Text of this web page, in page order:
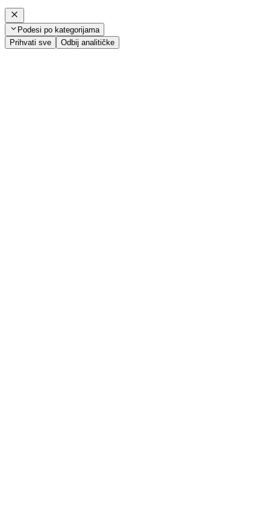
Podesi po kategorijama
Prihvati sve
Odbij analitičke